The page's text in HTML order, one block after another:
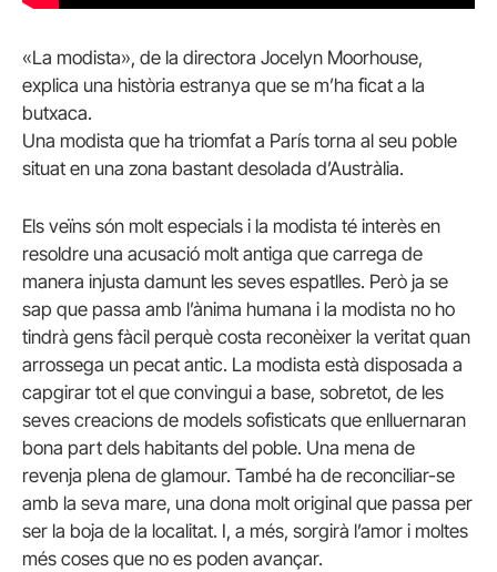
«La modista», de la directora Jocelyn Moorhouse,
explica una història estranya que se m’ha ficat a la
butxaca.
Una modista que ha triomfat a París torna al seu poble
situat en una zona bastant desolada d’Austràlia.
Els veïns són molt especials i la modista té interès en
resoldre una acusació molt antiga que carrega de
manera injusta damunt les seves espatlles. Però ja se
sap que passa amb l’ànima humana i la modista no ho
tindrà gens fàcil perquè costa reconèixer la veritat quan
arrossega un pecat antic. La modista està disposada a
capgirar tot el que convingui a base, sobretot, de les
seves creacions de models sofisticats que enlluernaran
bona part dels habitants del poble. Una mena de
revenja plena de glamour. També ha de reconciliar-se
amb la seva mare, una dona molt original que passa per
ser la boja de la localitat. I, a més, sorgirà l’amor i moltes
més coses que no es poden avançar.